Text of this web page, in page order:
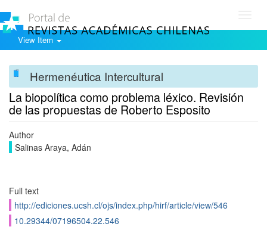
View Item
Hermenéutica Intercultural
La biopolítica como problema léxico. Revisión
de las propuestas de Roberto Esposito
Author
Salinas Araya, Adán
Full text
http://ediciones.ucsh.cl/ojs/index.php/hirf/article/view/546
10.29344/07196504.22.546